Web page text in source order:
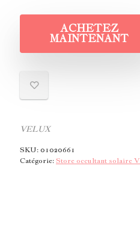
ACHETEZ
MAINTENANT
VELUX
SKU:01020661
Catégorie:Store occultant solaire